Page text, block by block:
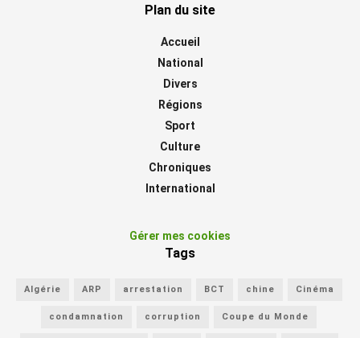
Plan du site
Accueil
National
Divers
Régions
Sport
Culture
Chroniques
International
Gérer mes cookies
Tags
Algérie ARP arrestation BCT chine Cinéma
condamnation corruption Coupe du Monde